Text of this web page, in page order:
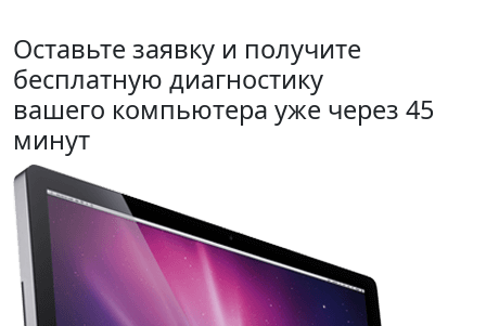
Оставьте заявку и получите
бесплатную диагностику
вашего компьютера уже через 45
минут